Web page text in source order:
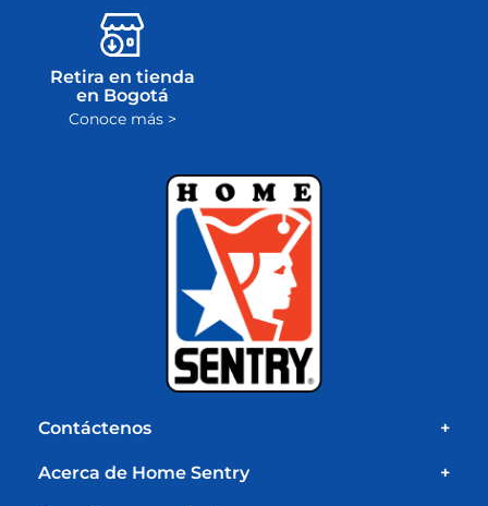
Retira en tienda
en Bogotá
Conoce más >
Contáctenos +
Acerca de Home Sentry +